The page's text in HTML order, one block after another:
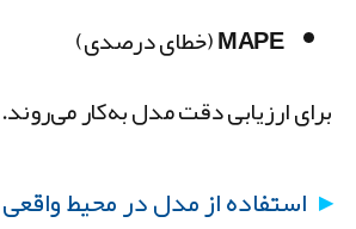
MAPE (خطای درصدی)
ارزیابی دقت مدل به‌کار می‌روند.
استفاده از مدل در محیط واقعی